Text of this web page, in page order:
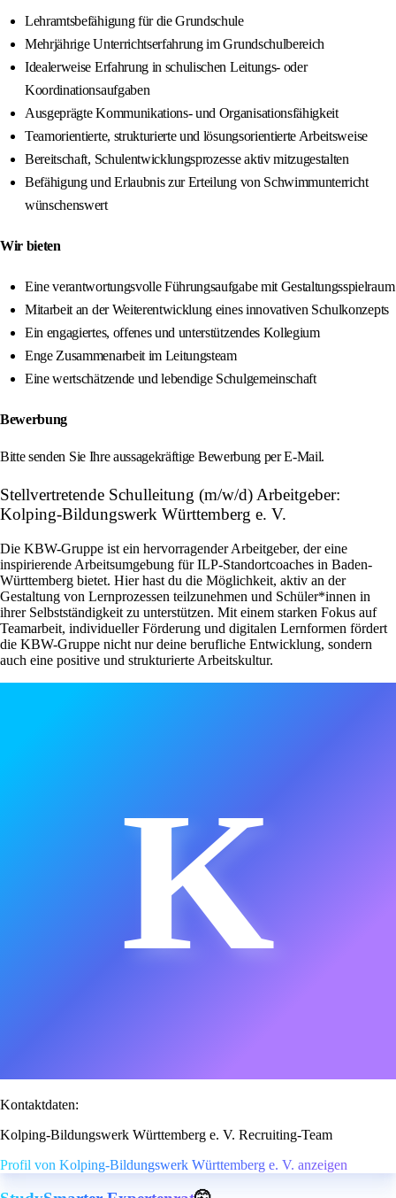
Lehramtsbefähigung für die Grundschule
Mehrjährige Unterrichtserfahrung im Grundschulbereich
Idealerweise Erfahrung in schulischen Leitungs- oder
Koordinationsaufgaben
Ausgeprägte Kommunikations- und Organisationsfähigkeit
Teamorientierte, strukturierte und lösungsorientierte Arbeitsweise
Bereitschaft, Schulentwicklungsprozesse aktiv mitzugestalten
Befähigung und Erlaubnis zur Erteilung von Schwimmunterricht
wünschenswert
Wir bieten
Eine verantwortungsvolle Führungsaufgabe mit Gestaltungsspielraum
Mitarbeit an der Weiterentwicklung eines innovativen Schulkonzepts
Ein engagiertes, offenes und unterstützendes Kollegium
Enge Zusammenarbeit im Leitungsteam
Eine wertschätzende und lebendige Schulgemeinschaft
Bewerbung
Bitte senden Sie Ihre aussagekräftige Bewerbung per E-Mail.
Stellvertretende Schulleitung (m/w/d) Arbeitgeber:
Kolping-Bildungswerk Württemberg e. V.
Die KBW-Gruppe ist ein hervorragender Arbeitgeber, der eine
inspirierende Arbeitsumgebung für ILP-Standortcoaches in Baden-
Württemberg bietet. Hier hast du die Möglichkeit, aktiv an der
Gestaltung von Lernprozessen teilzunehmen und Schüler*innen in
ihrer Selbstständigkeit zu unterstützen. Mit einem starken Fokus auf
Teamarbeit, individueller Förderung und digitalen Lernformen fördert
die KBW-Gruppe nicht nur deine berufliche Entwicklung, sondern
auch eine positive und strukturierte Arbeitskultur.
K
Kontaktdaten:
Kolping-Bildungswerk Württemberg e. V. Recruiting-Team
Profil von Kolping-Bildungswerk Württemberg e. V. anzeigen